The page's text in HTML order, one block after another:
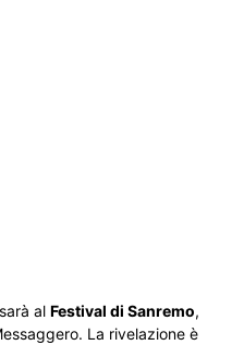
al Festival di Sanremo,
La rivelazione è